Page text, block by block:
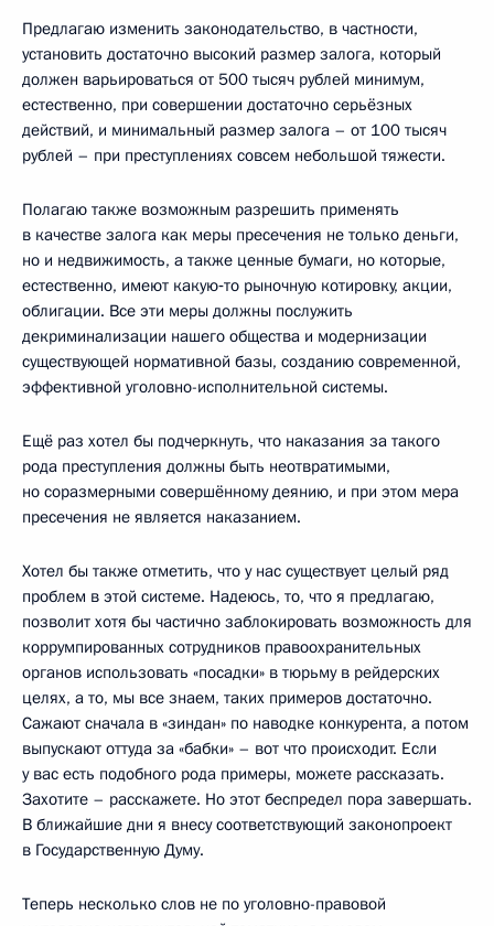
Предлагаю изменить законодательство, в частности,
установить достаточно высокий размер залога, который
должен варьироваться от 500 тысяч рублей минимум,
естественно, при совершении достаточно серьёзных
действий, и минимальный размер залога – от 100 тысяч
рублей – при преступлениях совсем небольшой тяжести.
Полагаю также возможным разрешить применять
в качестве залога как меры пресечения не только деньги,
но и недвижимость, а также ценные бумаги, но которые,
естественно, имеют какую‑то рыночную котировку, акции,
облигации. Все эти меры должны послужить
декриминализации нашего общества и модернизации
существующей нормативной базы, созданию современной,
эффективной уголовно-исполнительной системы.
Ещё раз хотел бы подчеркнуть, что наказания за такого
рода преступления должны быть неотвратимыми,
но соразмерными совершённому деянию, и при этом мера
пресечения не является наказанием.
Хотел бы также отметить, что у нас существует целый ряд
проблем в этой системе. Надеюсь, то, что я предлагаю,
позволит хотя бы частично заблокировать возможность для
коррумпированных сотрудников правоохранительных
органов использовать «посадки» в тюрьму в рейдерских
целях, а то, мы все знаем, таких примеров достаточно.
Сажают сначала в «зиндан» по наводке конкурента, а потом
выпускают оттуда за «бабки» – вот что происходит. Если
у вас есть подобного рода примеры, можете рассказать.
Захотите – расскажете. Но этот беспредел пора завершать.
В ближайшие дни я внесу соответствующий законопроект
в Государственную Думу.
Теперь несколько слов не по уголовно-правовой